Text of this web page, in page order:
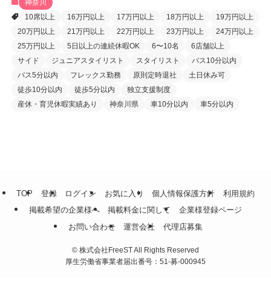
神奈川
10席以上
16万円以上 17万円以上 18万円以上
19万円以上
20万円以上
21万円以上 22万円以上 23万円以上
24万円以上
25万円以上
5日以上の連続休暇OK 6〜10名
6店舗以上
サイド
ジュニアスタイリスト スタイリスト
バス10分以内
バス5分以内
フレックス勤務 原則定時退社
土日休み可
徒歩10分以内
徒歩5分以内
独立支援制度
産休・育児休暇実績あり
神奈川県 車10分以内 車5分以内
TOP 登録 ログイン お気に入り 個人情報保護方針
利用規約
掲載希望の企業様へ
掲載料金に関して
企業様登録ページ
お問い合わせ
運営会社 代理店募集
© 株式会社FreeST All Rights Reserved
厚生労働省事業者届出番号：51-募-000945